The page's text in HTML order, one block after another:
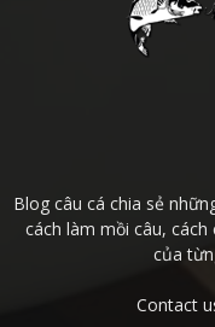
Blog câu cá chia sẻ
cách làm mồi câu,
của
Contact